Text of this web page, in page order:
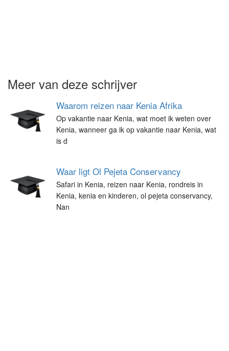
Meer van deze schrijver
Waarom reizen naar Kenia Afrika
Op vakantie naar Kenia, wat moet ik weten over
Kenia, wanneer ga ik op vakantie naar Kenia, wat
is d
Waar ligt Ol Pejeta Conservancy
Safari in Kenia, reizen naar Kenia, rondreis in
Kenia, kenia en kinderen, ol pejeta conservancy,
Nan